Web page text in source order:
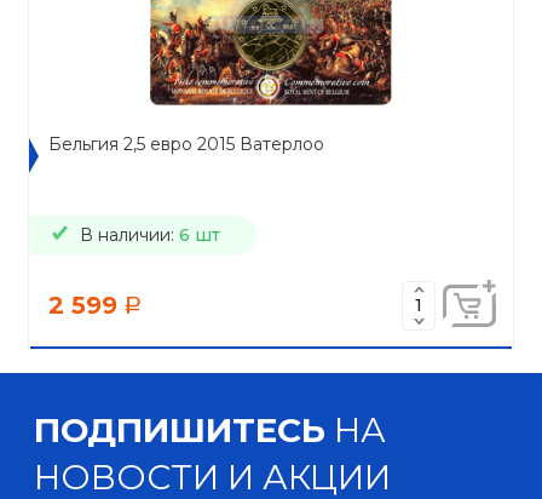
Бельгия 2,5 евро 2015 Ватерлоо
В наличии: 6 шт
2 599 a
ПОДПИШИТЕСЬ НА
НОВОСТИ И АКЦИИ